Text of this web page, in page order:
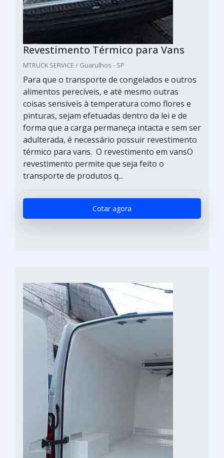
Revestimento Térmico para Vans
MTRUCK SERVICE / Guarulhos - SP
Para que o transporte de congelados e outros
alimentos perecíveis, e até mesmo outras
coisas sensíveis à temperatura como flores e
pinturas, sejam efetuadas dentro da lei e de
forma que a carga permaneça intacta e sem ser
adulterada, é necessário possuir revestimento
térmico para vans. O revestimento em vansO
revestimento permite que seja feito o
transporte de produtos q...
Cotar agora